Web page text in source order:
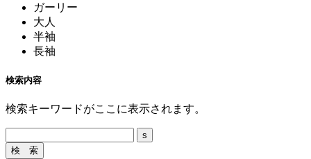
ガーリー
大人
半袖
長袖
検索内容
検索キーワードがここに表示されます。